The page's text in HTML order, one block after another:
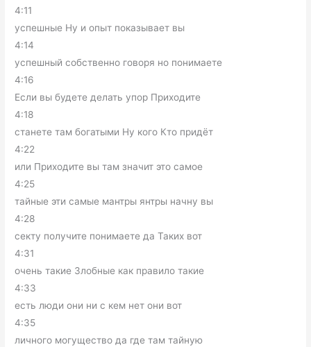
4:11
успешные Ну и опыт показывает вы
4:14
успешный собственно говоря но понимаете
4:16
Если вы будете делать упор Приходите
4:18
станете там богатыми Ну кого Кто придёт
4:22
или Приходите вы там значит это самое
4:25
тайные эти самые мантры янтры начну вы
4:28
секту получите понимаете да Таких вот
4:31
очень такие Злобные как правило такие
4:33
есть люди они ни с кем нет они вот
4:35
личного могущество да где там тайную